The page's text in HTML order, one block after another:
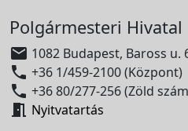
Polgármesteri Hivatal
 1082 Budapest, Baross u.
 +36 1/459-2100 (Központ)
 +36 80/277-256 (Zöld
 Nyitvatartás